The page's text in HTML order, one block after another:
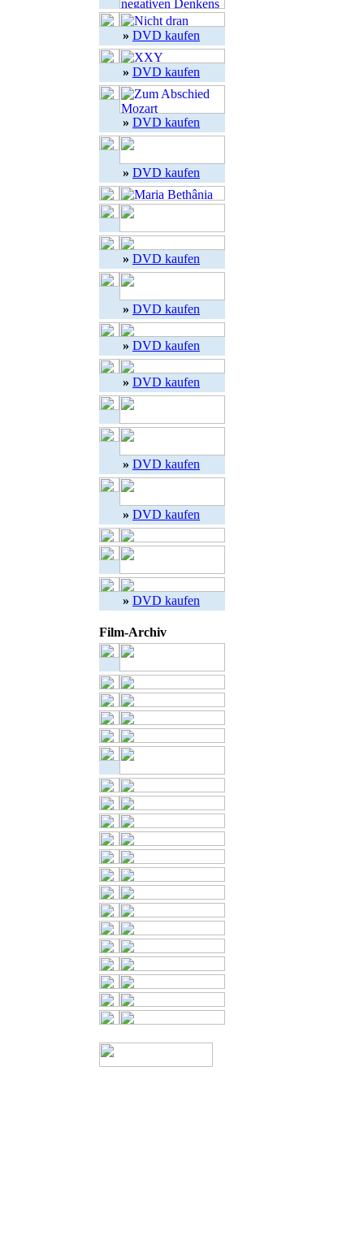
» DVD kaufen
» DVD kaufen
» DVD kaufen
» DVD kaufen
» DVD kaufen
» DVD kaufen
» DVD kaufen
» DVD kaufen
» DVD kaufen
» DVD kaufen
» DVD kaufen
Film-Archiv